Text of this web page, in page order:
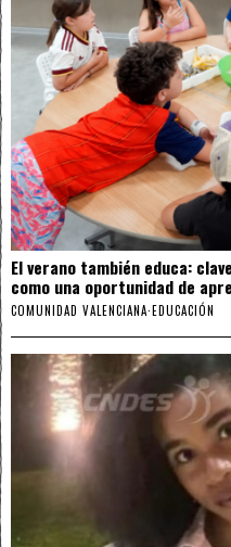
El verano también educa:
como una oportunidad de
COMUNIDAD VALENCIANA·EDUCACIÓN